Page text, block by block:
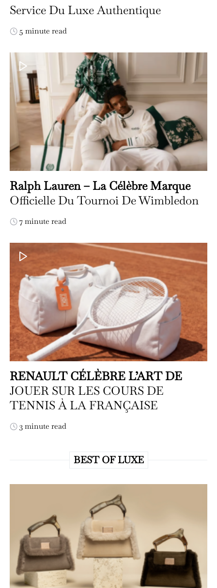
Service Du Luxe Authentique
5 minute read
Ralph Lauren – La Célèbre Marque
Officielle Du Tournoi De Wimbledon
7 minute read
RENAULT CÉLÈBRE L’ART DE
JOUER SUR LES COURS DE
TENNIS À LA FRANÇAISE
3 minute read
BEST OF LUXE